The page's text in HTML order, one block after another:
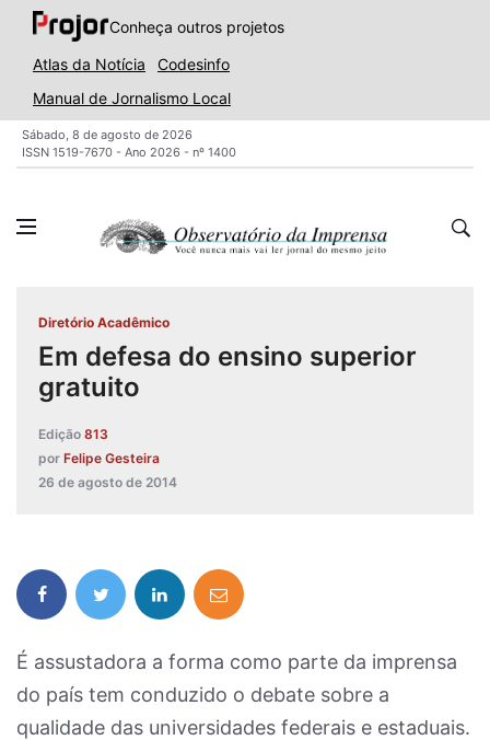
Conheça outros projetos
Atlas da Notícia
Codesinfo
Manual de Jornalismo Local
Sábado, 8 de agosto de 2026
ISSN 1519-7670 - Ano 2026 - nº 1400
Diretório Acadêmico
Em defesa do ensino superior
gratuito
Edição 813
por Felipe Gesteira
26 de agosto de 2014
É assustadora a forma como parte da imprensa
do país tem conduzido o debate sobre a
qualidade das universidades federais e estaduais.